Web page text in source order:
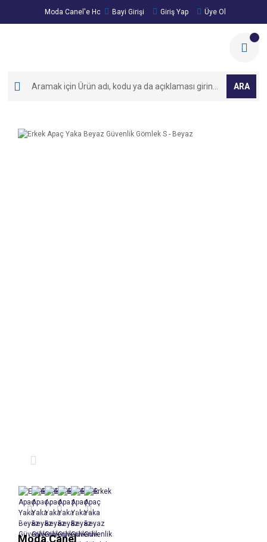
Moda Canel'e Hoşgeldiniz!
Bayi Girişi Giriş Yap Üye Ol
ARA
Moda Canel